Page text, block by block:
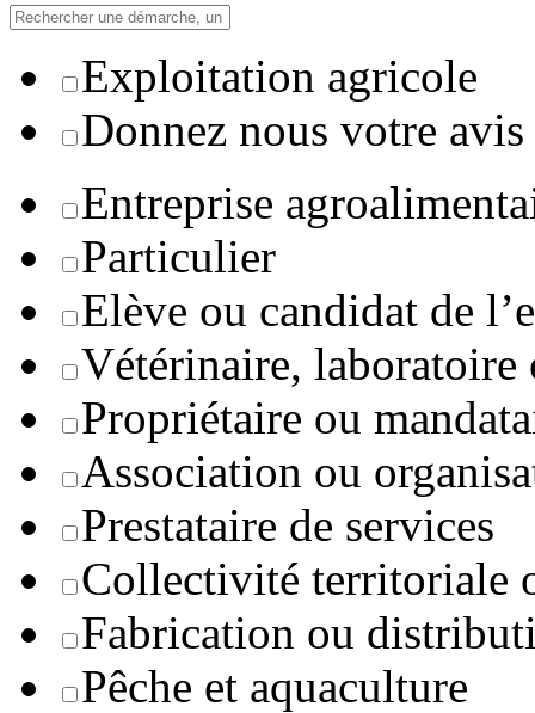
Exploitation agricole
Donnez nous votre avis
Entreprise
Particulier
Elève ou candidat de
Vétérinaire, laboratoire
Propriétaire ou
Association ou
Prestataire de services
Collectivité territoriale
Fabrication ou
Pêche et aquaculture